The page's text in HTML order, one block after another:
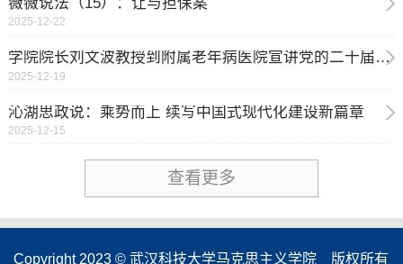
2025-12-22
学院院长刘文波教授到附属老年病医院宣讲党的二十届四中全会精神
2025-12-19
沁湖思政说：乘势而上 续写中国式现代化建设新篇章
2025-12-15
查看更多
Copyright 2023 © 武汉科技大学马克思主义学院 版权所有